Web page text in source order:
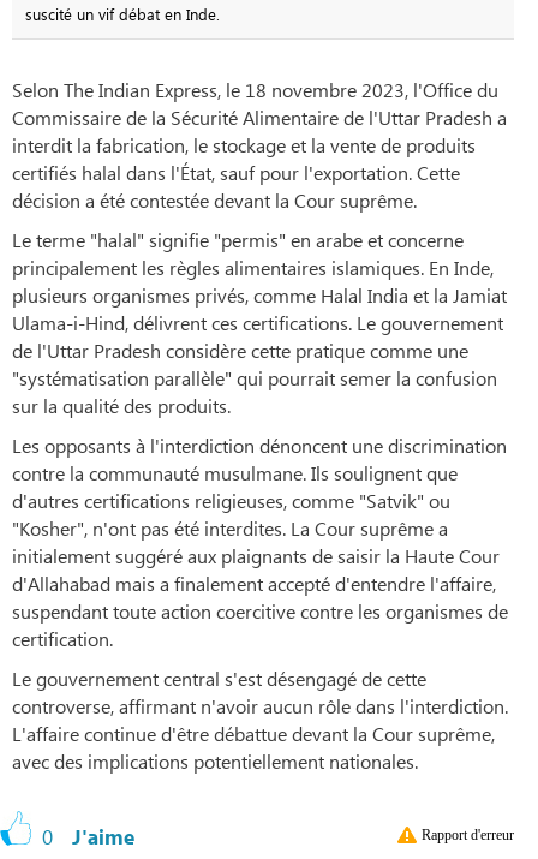
suscité un vif débat en Inde.
Selon The Indian Express, le 18 novembre 2023, l'Office du
Commissaire de la Sécurité Alimentaire de l'Uttar Pradesh a
interdit la fabrication, le stockage et la vente de produits
certifiés halal dans l'État, sauf pour l'exportation. Cette
décision a été contestée devant la Cour suprême.
Le terme "halal" signifie "permis" en arabe et concerne
principalement les règles alimentaires islamiques. En Inde,
plusieurs organismes privés, comme Halal India et la Jamiat
Ulama-i-Hind, délivrent ces certifications. Le gouvernement
de l'Uttar Pradesh considère cette pratique comme une
"systématisation parallèle" qui pourrait semer la confusion
sur la qualité des produits.
Les opposants à l'interdiction dénoncent une discrimination
contre la communauté musulmane. Ils soulignent que
d'autres certifications religieuses, comme "Satvik" ou
"Kosher", n'ont pas été interdites. La Cour suprême a
initialement suggéré aux plaignants de saisir la Haute Cour
d'Allahabad mais a finalement accepté d'entendre l'affaire,
suspendant toute action coercitive contre les organismes de
certification.
Le gouvernement central s'est désengagé de cette
controverse, affirmant n'avoir aucun rôle dans l'interdiction.
L'affaire continue d'être débattue devant la Cour suprême,
avec des implications potentiellement nationales.
0 J'aime Rapport d'erreur